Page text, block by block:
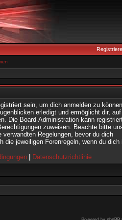
sein, um dich anmelden zu
erledigt und ermöglicht dir, auf
Die Board-Administration kann
zuweisen. Beachte bitte
verwandten Regelungen, bevor du dich
die jeweiligen Forenregeln, wenn du dich
Datenschutzrichtlinie